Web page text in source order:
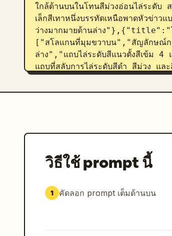
ใกล้ด้านบนในโทนสีม่วงอ่อนไล่ระดับ
เล็กสีเทาหนึ่งบรรทัดเหนือพาดหัวข่
ว่างมากมายด้านล่าง
["สโลแกนที่มุมขวาบน","สัญลักษณ์ก
ล่าง","แถบไล่ระดับสีแนวตั้งสีเข้ม
แถบที่สลับการไล่ระดับสีดำ สีม่วง แล
ซ้ายล่าง"}],"overall
presentation, subtle glow
objects"}
วิธีใช้ prompt นี้
1 คัดลอก prompt เต็มด้านบน